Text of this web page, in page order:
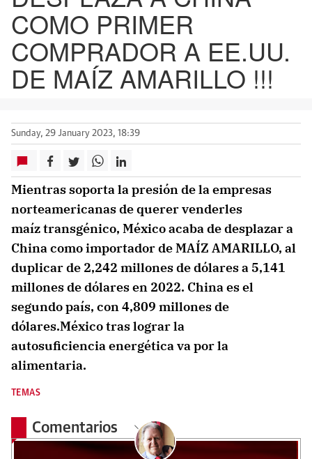
COMO PRIMER
COMPRADOR A EE.UU.
DE MAÍZ AMARILLO !!!
Sunday, 29 January 2023, 18:39
Mientras soporta la presión de la empresas
norteamericanas de querer venderles
maíz transgénico, México acaba de desplazar a
China como importador de MAÍZ AMARILLO, al
duplicar de 2,242 millones de dólares a 5,141
millones de dólares en 2022. China es el
segundo país, con 4,809 millones de
dólares.México tras lograr la
autosuficiencia energética va por la
alimentaria.
TEMAS
Comentarios